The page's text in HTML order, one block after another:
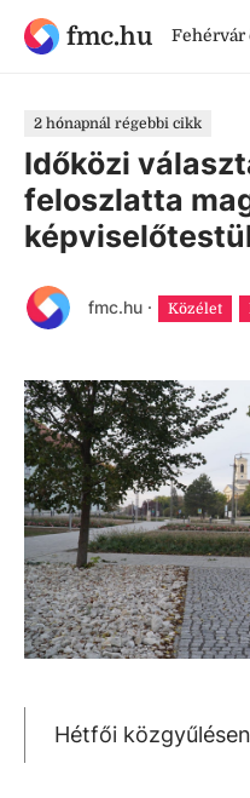
fmc.hu Fehérvár
2 hónapnál régebbi cikk
Időközi
feloszlatta
fmc.hu · Közélet
Hétfői